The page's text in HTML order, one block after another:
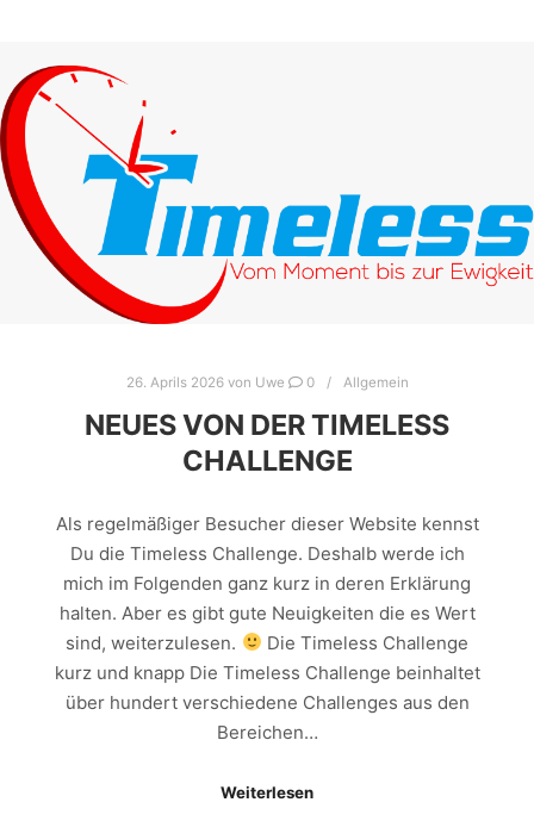
26. Aprils 2026von Uwe 0 Allgemein
NEUES VON DER TIMELESS
CHALLENGE
Als regelmäßiger Besucher dieser Website kennst
Du die Timeless Challenge. Deshalb werde ich
mich im Folgenden ganz kurz in deren Erklärung
halten. Aber es gibt gute Neuigkeiten die es Wert
sind, weiterzulesen.
Die Timeless Challenge
kurz und knapp Die Timeless Challenge beinhaltet
über hundert verschiedene Challenges aus den
Bereichen…
Weiterlesen